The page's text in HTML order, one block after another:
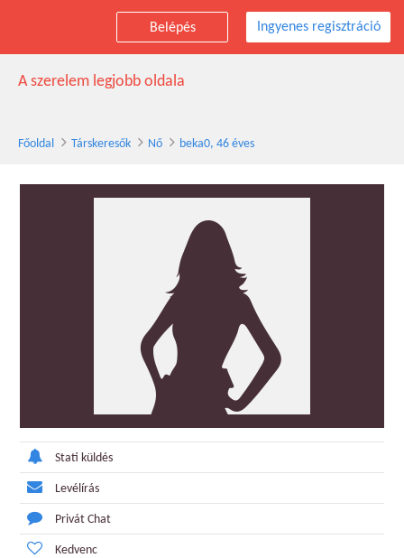
Belépés Ingyenes regisztráció
beka0 társkereső nő, 46 éves
A szerelem legjobb oldala
Főoldal Társkeresők Nő beka0, 46 éves
Stati küldés
Levélírás
Privát Chat
Kedvenc